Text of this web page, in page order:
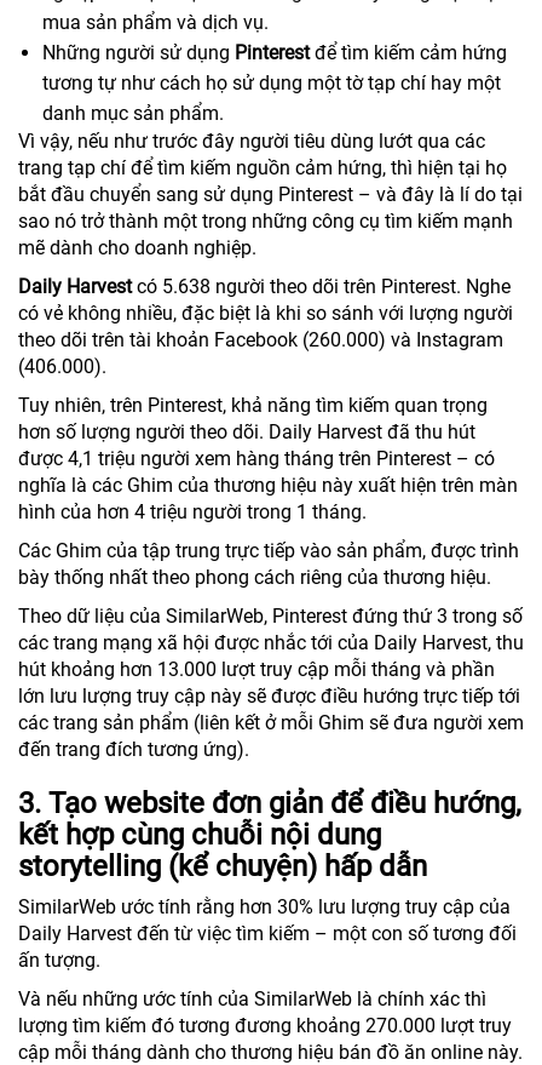
mua sản phẩm và dịch vụ.
Những người sử dụng Pinterestđể tìm kiếm cảm hứng
tương tự như cách họ sử dụng một tờ tạp chí hay một
danh mục sản phẩm.
Vì vậy, nếu như trước đây người tiêu dùng lướt qua các
trang tạp chí để tìm kiếm nguồn cảm hứng, thì hiện tại họ
bắt đầu chuyển sang sử dụng Pinterest – và đây là lí do tại
sao nó trở thành một trong những công cụ tìm kiếm mạnh
mẽ dành cho doanh nghiệp.
Daily Harvestcó 5.638 người theo dõi trên Pinterest. Nghe
có vẻ không nhiều, đặc biệt là khi so sánh với lượng người
theo dõi trên tài khoản Facebook (260.000) và Instagram
(406.000).
Tuy nhiên, trên Pinterest, khả năng tìm kiếm quan trọng
hơn số lượng người theo dõi. Daily Harvest đã thu hút
được 4,1 triệu người xem hàng tháng trên Pinterest – có
nghĩa là các Ghim của thương hiệu này xuất hiện trên màn
hình của hơn 4 triệu người trong 1 tháng.
Các Ghim của tập trung trực tiếp vào sản phẩm, được trình
bày thống nhất theo phong cách riêng của thương hiệu.
Theo dữ liệu của SimilarWeb, Pinterest đứng thứ 3 trong số
các trang mạng xã hội được nhắc tới của Daily Harvest, thu
hút khoảng hơn 13.000 lượt truy cập mỗi tháng và phần
lớn lưu lượng truy cập này sẽ được điều hướng trực tiếp tới
các trang sản phẩm (liên kết ở mỗi Ghim sẽ đưa người xem
đến trang đích tương ứng).
3. Tạo website đơn giản để điều hướng,
kết hợp cùng chuỗi nội dung
storytelling (kể chuyện) hấp dẫn
SimilarWeb ước tính rằng hơn 30% lưu lượng truy cập của
Daily Harvest đến từ việc tìm kiếm – một con số tương đối
ấn tượng.
Và nếu những ước tính của SimilarWeb là chính xác thì
lượng tìm kiếm đó tương đương khoảng 270.000 lượt truy
cập mỗi tháng dành cho thương hiệu bán đồ ăn online này.